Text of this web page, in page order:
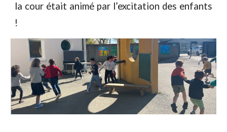
la cour était animé par l’excitation des enfants
!